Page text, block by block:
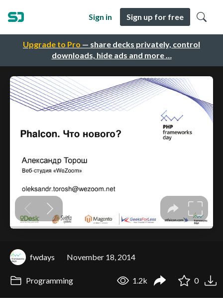
Upgrade to Pro — share decks privately, control
downloads, hide ads and more …
Sign in Sign up for free
fwdays November 18, 2014
Programming 1.2k 0